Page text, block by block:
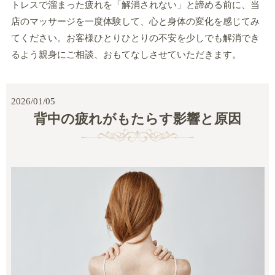
トレスで溜まった疲れを「解消されない」と諦める前に、当
店のマッサージを一度体験して、心と身体の変化を感じてみ
てください。お客様ひとりひとりの不安を少しでも解消でき
るよう親身にご相談、おもてなしさせていただきます。
2026/01/05
背中の疲れがもたらす影響と原因